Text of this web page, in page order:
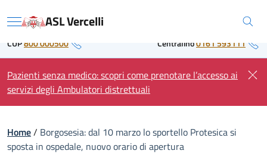
to Regione Piemonte
Menu ASL Vercelli
CUP800 000500 Centralino0161 593111
Pazienti senza medico: scopri come prenotare l’accesso ai
servizi degli Ambulatori distrettuali
Home/ Borgosesia: dal 10 marzo lo sportello Protesica si
sposta in ospedale, nuovo orario di apertura